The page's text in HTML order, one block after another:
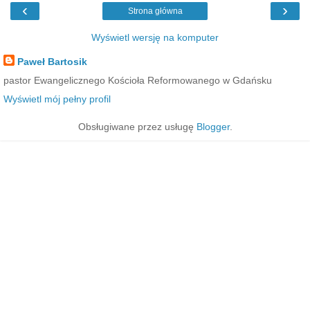
‹ ›
Strona główna
Wyświetl wersję na komputer
Paweł Bartosik
pastor Ewangelicznego Kościoła Reformowanego w Gdańsku
Wyświetl mój pełny profil
Obsługiwane przez usługę Blogger.